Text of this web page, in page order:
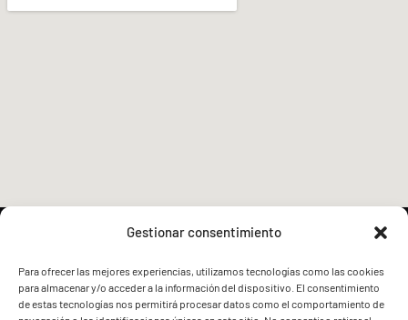
Gestionar consentimiento
Para ofrecer las mejores experiencias, utilizamos tecnologías como las cookies
para almacenar y/o acceder a la información del dispositivo. El consentimiento
de estas tecnologías nos permitirá procesar datos como el comportamiento de
FVG - BGF FVG - BGF